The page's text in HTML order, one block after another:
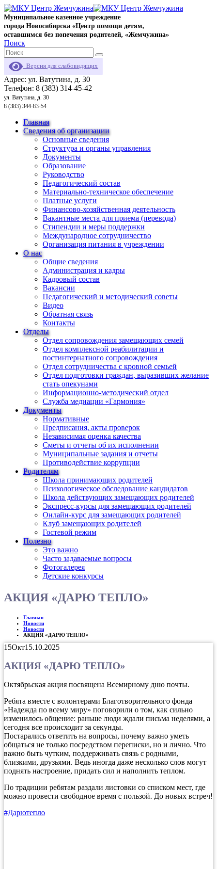
Муниципальное казенное учреждение
города Новосибирска «Центр помощи детям,
оставшимся без попечения родителей, «Жемчужина»
Поиск
Версия для слабовидящих
Адрес: ул. Ватутина, д. 30
Телефон: 8 (383) 314-45-42
ул. Ватутина, д. 30
8 (383) 344-83-54
Главная
Сведения об организации
Основные сведения
Структура и органы управления
Документы
Образование
Руководство
Педагогический состав
Материально-техническое обеспечение
Платные услуги
Финансово-хозяйственная деятельность
Вакантные места для приема (перевода)
Стипендии и меры поддержки
Международное сотрудничество
Организация питания в учреждении
О нас
Общие сведения
Администрация и кадры
Кадровый состав
Вакансии
Педагогический и методический советы
Видео
Обратная связь
Контакты
Отделы
Отдел сопровождения замещающих семей
Отдел комплексной реабилитации и
постинтернатного сопровождения
Отдел сотрудничества с кровной семьей
Отдел подготовки граждан, выразивших желание
стать опекунами
Информационно-методический отдел
Служба медиации «Гармония»
Документы
Нормативные
Предписания, акты проверок
Независимая оценка качества
Сметы и отчеты об их исполнении
Муниципальные задания и отчеты
Противодействие коррупции
Родителям
Школа принимающих родителей
Психологическое обследование кандидатов
Школа действующих замещающих родителей
Экспресс-курсы для замещающих родителей
Онлайн-курс для замещающих родителей
Клуб замещающих родителей
Гостевой режим
Полезно
Это важно
Часто задаваемые вопросы
Фотогалерея
Детские конкурсы
АКЦИЯ «ДАРЮ ТЕПЛО»
Главная
Новости
Новости
АКЦИЯ «ДАРЮ ТЕПЛО»
15Окт15.10.2025
АКЦИЯ «ДАРЮ ТЕПЛО»
Октябрьская акция посвящена Всемирному дню почты.
Ребята вместе с волонтерами Благотворительного фонда
«Надежда по всему миру» поговорили о том, как сильно
изменилось общение: раньше люди ждали письма неделями, а
сегодня все происходит за секунды.
Постарались ответить на вопросы, почему важно уметь
общаться не только посредством переписки, но и лично. Что
важно быть чутким, поддерживать связь с родными,
близкими, друзьями. Ведь иногда даже несколько слов могут
поднять настроение, придать сил и наполнить теплом.
По традиции ребятам раздали листовки со списком мест, где
можно провести свободное время с пользой. До новых встреч!
#Дарютепло